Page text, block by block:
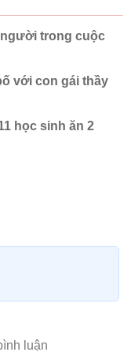
trong cuộc
với con gái thầy
học sinh ăn 2